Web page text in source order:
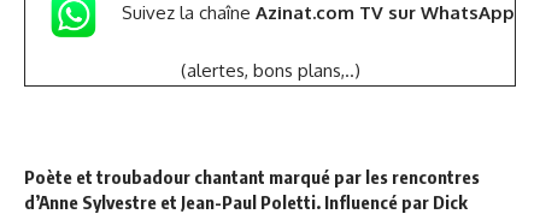
Suivez la chaîne Azinat.com TV sur WhatsApp
(alertes, bons plans,..)
Poète et troubadour chantant marqué par les rencontres
d’Anne Sylvestre et Jean-Paul Poletti. Influencé par Dick